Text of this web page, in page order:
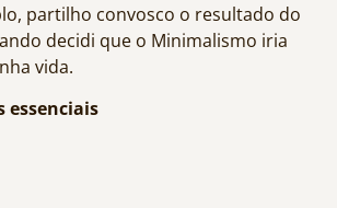
partilho convosco o resultado do
decidi que o Minimalismo iria
vida.
essenciais